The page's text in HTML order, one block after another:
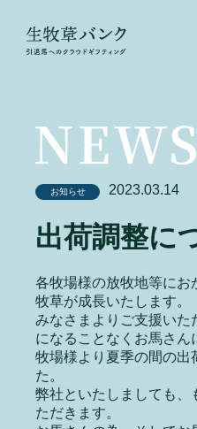
2023.03.14
お知らせ
出荷調整に
各牧場様の放牧地等にお
牧草が成長いたします。
みなさまよりご支援いた
になることなくお馬さん
牧場様より夏季の間の出
た。
弊社といたしましても、
ただきます。